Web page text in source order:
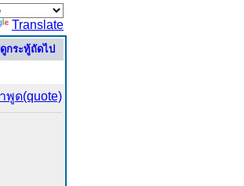
Translate
ดูกระทู้ถัดไป